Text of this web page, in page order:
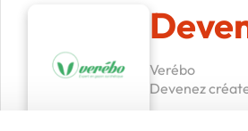
Verébo
Devenez